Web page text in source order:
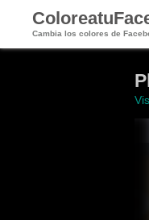
Cambia los colores de